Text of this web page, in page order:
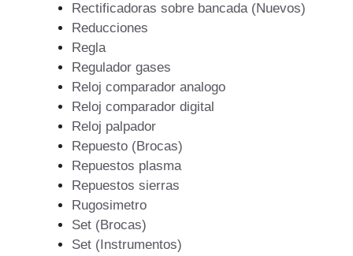
Rectificadoras sobre bancada (Nuevos)
Reducciones
Regla
Regulador gases
Reloj comparador analogo
Reloj comparador digital
Reloj palpador
Repuesto (Brocas)
Repuestos plasma
Repuestos sierras
Rugosimetro
Set (Brocas)
Set (Instrumentos)